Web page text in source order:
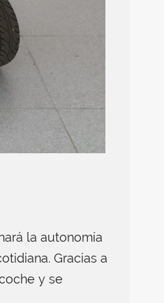
la autonomía
Gracias a
y se